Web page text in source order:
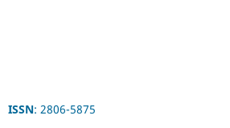
ISSN: 2806-5875